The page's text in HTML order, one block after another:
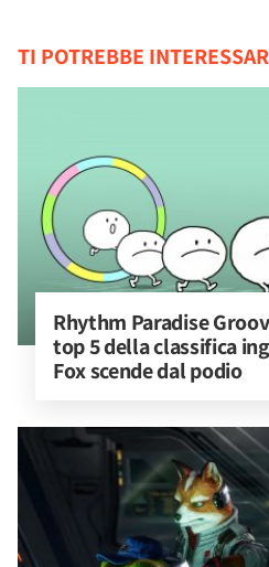
TI POTREBBE
Rhythm Paradise
top 5 della classifica
Fox scende dal podio